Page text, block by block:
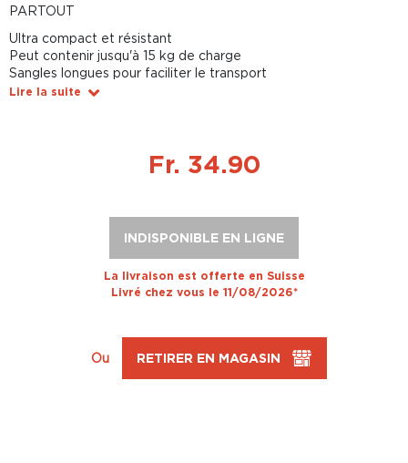
PARTOUT
Ultra compact et résistant
Peut contenir jusqu'à 15 kg de charge
Sangles longues pour faciliter le transport
Lire la suite
Fr. 34.90
INDISPONIBLE EN LIGNE
La livraison est offerte en Suisse
Livré chez vous le 11/08/2026*
Ou RETIRER EN MAGASIN